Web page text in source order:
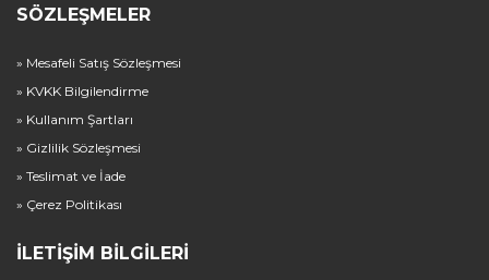
SÖZLEŞMELER
» Mesafeli Satış Sözleşmesi
» KVKK Bilgilendirme
» Kullanım Şartları
» Gizlilik Sözleşmesi
» Teslimat ve İade
» Çerez Politikası
İLETIŞIM BILGILERI